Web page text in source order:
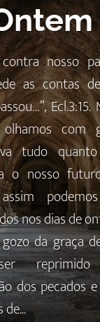
nosso
as contas
com
tudo
o nosso
nos dias de
da graça
dos pecados